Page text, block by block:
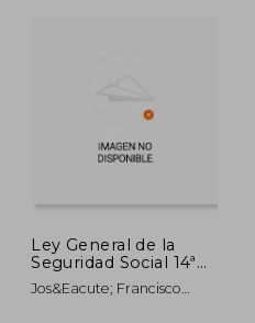
Ley General de la
Seguridad Social 14ª
Edición 2020 (Textos
Legales)
Jos&Eacute; Francisco